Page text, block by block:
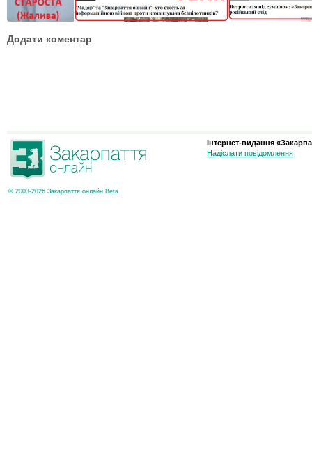
Додати коментар
© 2003-2026 Закарпаття онлайн Beta
Інтернет-видання
Надіслати повідомлення